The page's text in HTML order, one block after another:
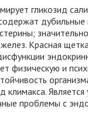
гликозид
Красная
физическую и
климакса.
проблемы с